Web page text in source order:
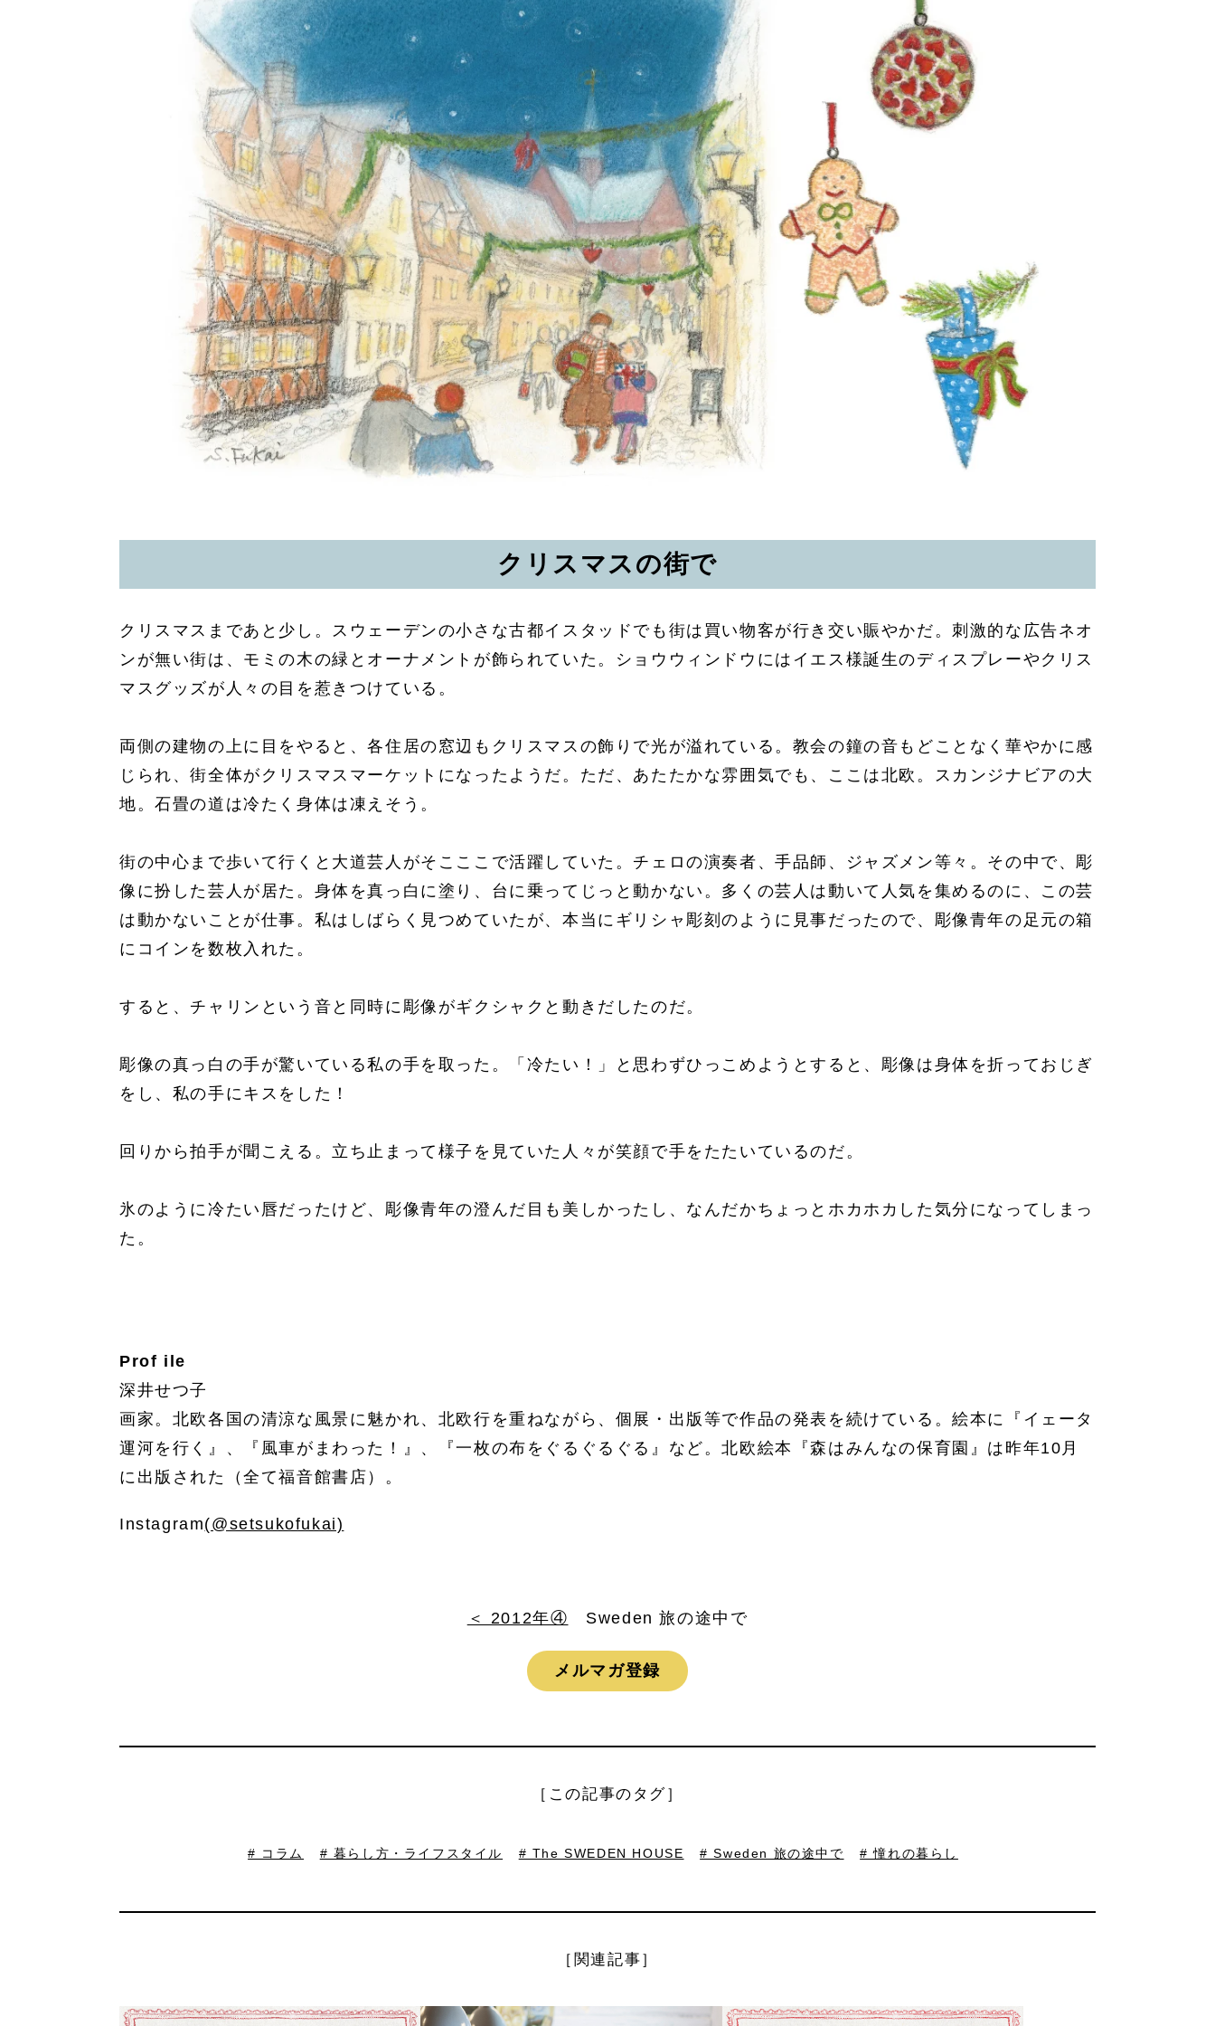
クリスマスの街で
クリスマスまであと少し。スウェーデンの小さな古都イスタッドでも街は買い物客が行き交い賑やかだ。刺激的な広告ネオ
ンが無い街は、モミの木の緑とオーナメントが飾られていた。ショウウィンドウにはイエス様誕生のディスプレーやクリス
マスグッズが人々の目を惹きつけている。
両側の建物の上に目をやると、各住居の窓辺もクリスマスの飾りで光が溢れている。教会の鐘の音もどことなく華やかに感
じられ、街全体がクリスマスマーケットになったようだ。ただ、あたたかな雰囲気でも、ここは北欧。スカンジナビアの大
地。石畳の道は冷たく身体は凍えそう。
街の中心まで歩いて行くと大道芸人がそこここで活躍していた。チェロの演奏者、手品師、ジャズメン等々。その中で、彫
像に扮した芸人が居た。身体を真っ白に塗り、台に乗ってじっと動かない。多くの芸人は動いて人気を集めるのに、この芸
は動かないことが仕事。私はしばらく見つめていたが、本当にギリシャ彫刻のように見事だったので、彫像青年の足元の箱
にコインを数枚入れた。
すると、チャリンという音と同時に彫像がギクシャクと動きだしたのだ。
彫像の真っ白の手が驚いている私の手を取った。「冷たい！」と思わずひっこめようとすると、彫像は身体を折っておじぎ
をし、私の手にキスをした！
回りから拍手が聞こえる。立ち止まって様子を見ていた人々が笑顔で手をたたいているのだ。
氷のように冷たい唇だったけど、彫像青年の澄んだ目も美しかったし、なんだかちょっとホカホカした気分になってしまっ
た。
Prof ile
深井せつ子
画家。北欧各国の清涼な風景に魅かれ、北欧行を重ねながら、個展・出版等で作品の発表を続けている。絵本に『イェータ
運河を行く』、『風車がまわった！』、『一枚の布をぐるぐるぐる』など。北欧絵本『森はみんなの保育園』は昨年10月
に出版された（全て福音館書店）。
Instagram(@setsukofukai)
＜ 2012年④ Sweden 旅の途中で
メルマガ登録
［この記事のタグ］
# コラム # 暮らし方・ライフスタイル # The SWEDEN HOUSE # Sweden 旅の途中で # 憧れの暮らし
［関連記事］